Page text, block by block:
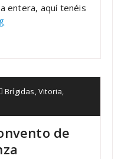
entera, aquí tenéis
Brígidas,Vitoria,
de